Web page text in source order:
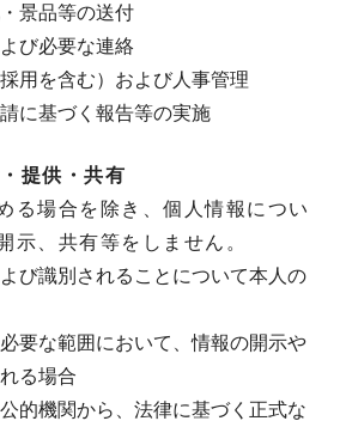
景品等の送付
び必要な連絡
用を含む）および人事管理
に基づく報告等の実施
提供・共有
る場合を除き、個人情報につい
示、共有等をしません。
び識別されることについて本人の
要な範囲において、情報の開示や
る場合
的機関から、法律に基づく正式な